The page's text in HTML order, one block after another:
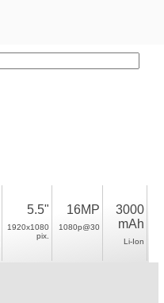
5.5"
1920x1080
pix.
16MP
1080p@30
3000
mAh
Li-Ion